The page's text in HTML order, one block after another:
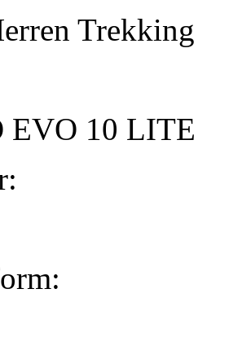
Trekking
EVO 10 LITE